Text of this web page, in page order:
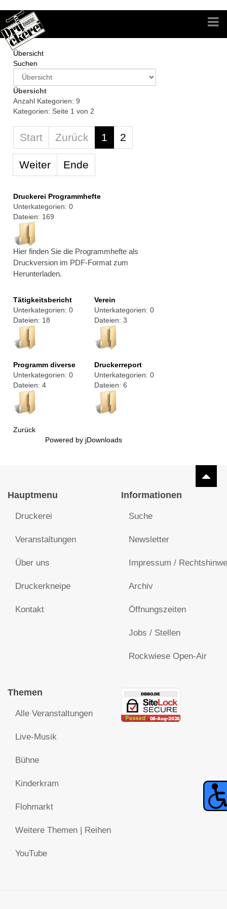
Übersicht
Suchen
Übersicht
Anzahl Kategorien: 9
Kategorien: Seite 1 von 2
Start Zurück 1 2
Weiter Ende
Druckerei Programmhefte
Unterkategorien: 0
Dateien: 169
Hier finden Sie die Programmhefte als
Druckversion im PDF-Format zum
Herunterladen.
Verein
Unterkategorien: 0
Dateien: 3
Tätigkeitsbericht
Unterkategorien: 0
Dateien: 18
Druckerreport
Unterkategorien: 0
Dateien: 6
Programm diverse
Unterkategorien: 0
Dateien: 4
Zurück
Powered by jDownloads
Hauptmenu
Druckerei
Veranstaltungen
Über uns
Druckerkneipe
Kontakt
Informationen
Suche
Newsletter
Impressum /
Archiv
Öffnungszeiten
Jobs / Stellen
Rockwiese Open-Air
Themen
Alle Veranstaltungen
Live-Musik
Bühne
Kinderkram
Flohmarkt
Weitere Themen | Reihen
YouTube